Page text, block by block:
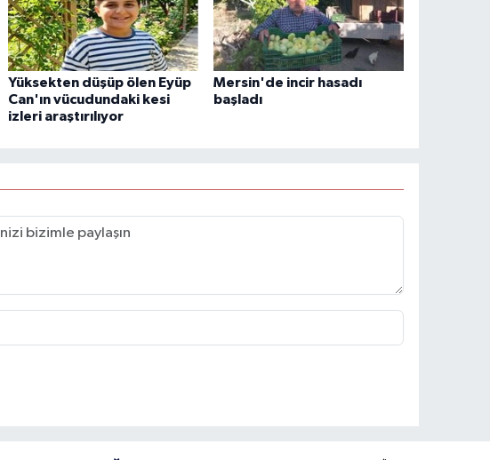
Yüksekten düşüp ölen Eyüp
Can'ın vücudundaki kesi
izleri araştırılıyor
Mersin'de incir hasadı
başladı